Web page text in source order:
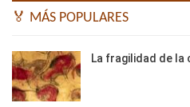
🏅 MÁS POPULARES
La fragilidad de la